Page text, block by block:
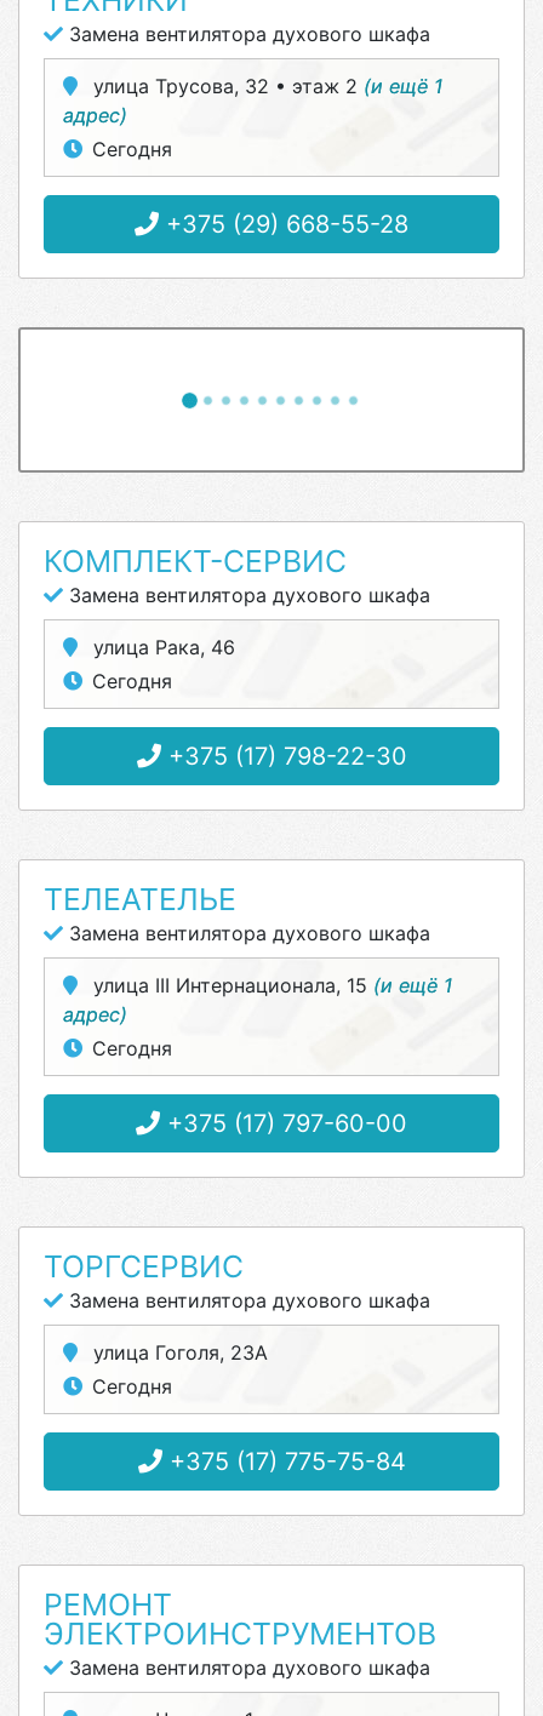
Замена вентилятора духового шкафа
улица Трусова, 32 • этаж 2 (и ещё 1
адрес)
Сегодня
+375 (29) 668-55-28
КОМПЛЕКТ-СЕРВИС
Замена вентилятора духового шкафа
улица Рака, 46
Сегодня
+375 (17) 798-22-30
ТЕЛЕАТЕЛЬЕ
Замена вентилятора духового шкафа
улица III Интернационала, 15 (и ещё 1
адрес)
Сегодня
+375 (17) 797-60-00
ТОРГСЕРВИС
Замена вентилятора духового шкафа
улица Гоголя, 23А
Сегодня
+375 (17) 775-75-84
РЕМОНТ
ЭЛЕКТРОИНСТРУМЕНТОВ
Замена вентилятора духового шкафа